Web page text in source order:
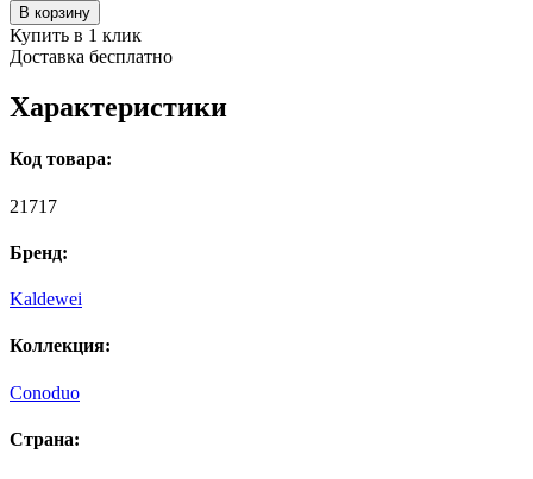
В корзину
Купить в 1 клик
Доставка бесплатно
Характеристики
Код товара:
21717
Бренд:
Kaldewei
Коллекция:
Conoduo
Страна: